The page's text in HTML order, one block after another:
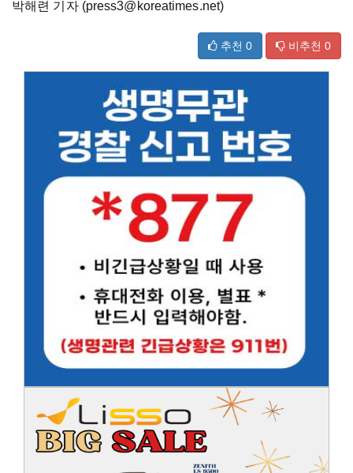
박해련 기자 (press3@koreatimes.net)
추천 0 비추천 0